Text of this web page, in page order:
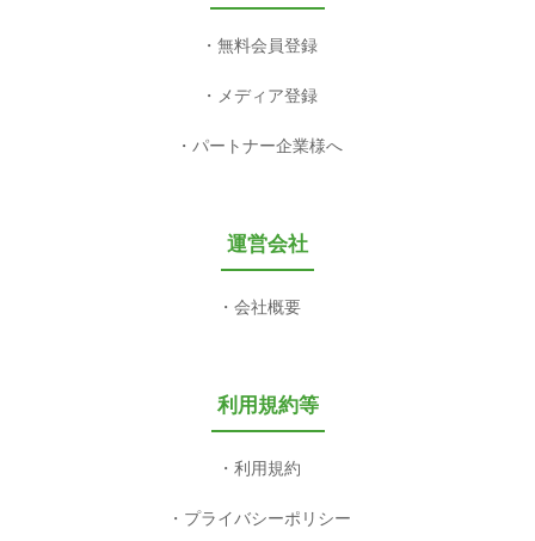
無料会員登録
メディア登録
パートナー企業様へ
運営会社
会社概要
利用規約等
利用規約
プライバシーポリシー